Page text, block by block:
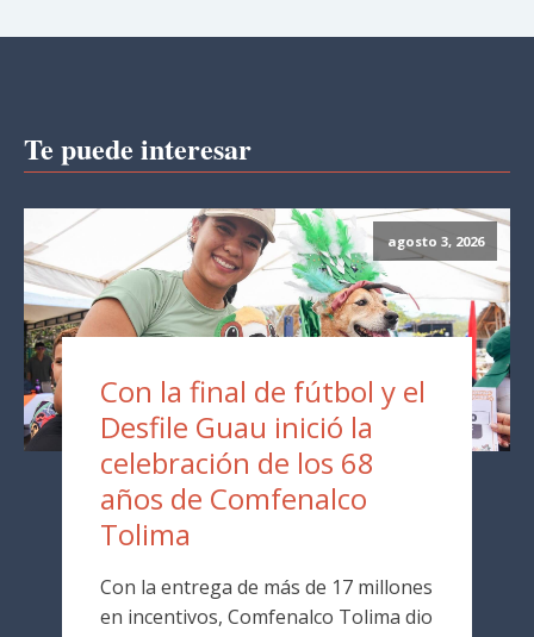
Te puede interesar
agosto 3, 2026
Con la final de fútbol y el
Desfile Guau inició la
celebración de los 68
años de Comfenalco
Tolima
Con la entrega de más de 17 millones
en incentivos, Comfenalco Tolima dio